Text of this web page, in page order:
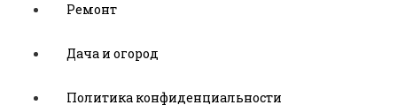
Ремонт
Дача и огород
Политика конфиденциальности